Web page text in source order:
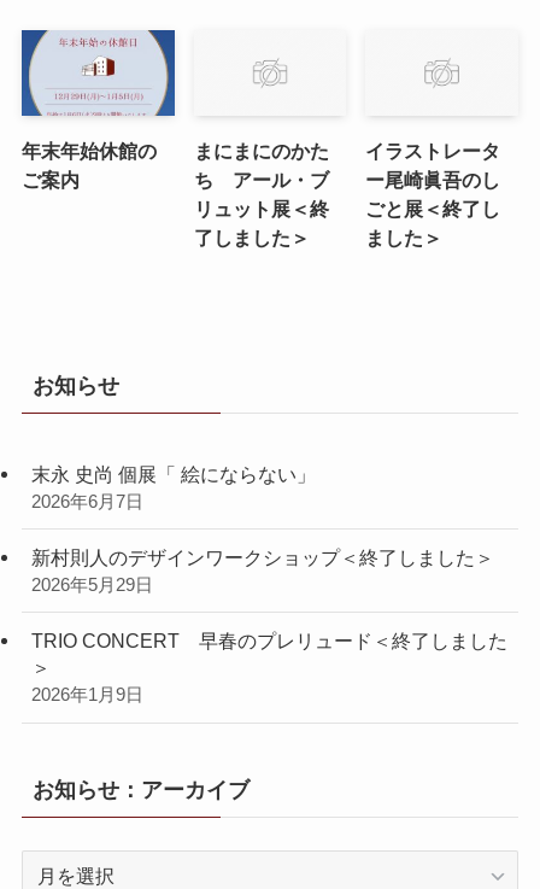
年末年始休館の
ご案内
まにまにのかた
ち アール・ブ
リュット展＜終
了しました＞
イラストレータ
ー尾崎眞吾のし
ごと展＜終了し
ました＞
お知らせ
末永 史尚 個展「 絵にならない」
2026年6月7日
新村則人のデザインワークショップ＜終了しました＞
2026年5月29日
TRIO CONCERT 早春のプレリュード＜終了しました
＞
2026年1月9日
お知らせ：アーカイブ